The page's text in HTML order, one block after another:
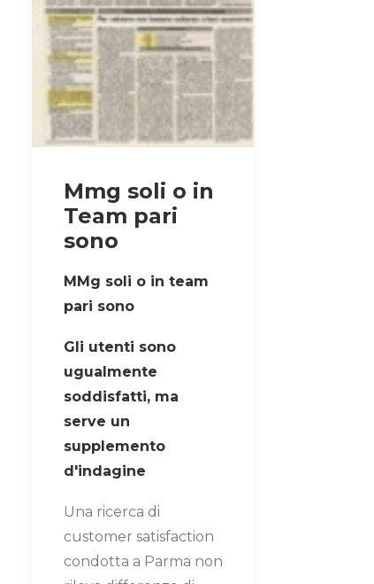
Mmg soli o in
Team pari
sono
MMg soli o in team
pari sono
Gli utenti sono
ugualmente
soddisfatti, ma
serve un
supplemento
d'indagine
Una ricerca di
customer satisfaction
condotta a Parma non